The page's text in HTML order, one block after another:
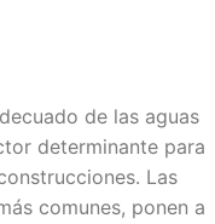
de las aguas
determinante para
Las
comunes, ponen a